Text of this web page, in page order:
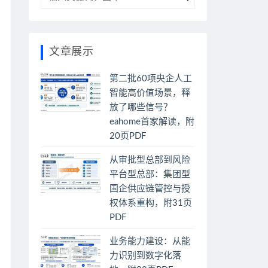
文章展示
第二批60项央企人工
智能高价值场景，释
放了哪些信号？
eahome首家解读，附
20页PDF
从审批型总部到风险
平台型总部：集团型
国企供应链管控与授
权体系重构，附31页
PDF
业务能力建设：从能
力识别到数字化落